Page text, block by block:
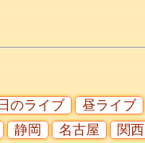
のライブ 昼ライブ
静岡 名古屋 関西